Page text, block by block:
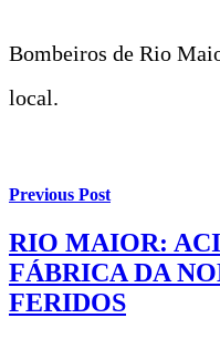
Bombeiros de Rio
local.
Previous Post
RIO MAIOR:
FÁBRICA DA
FERIDOS